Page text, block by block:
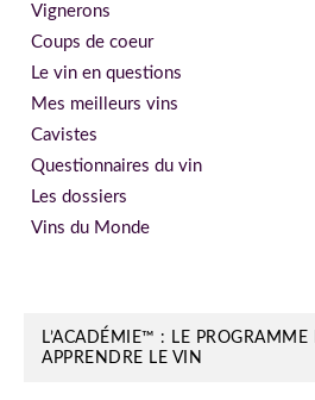
Vignerons
Coups de coeur
Le vin en questions
Mes meilleurs vins
Cavistes
Questionnaires du vin
Les dossiers
Vins du Monde
L’ACADÉMIE™ : LE
APPRENDRE LE VIN